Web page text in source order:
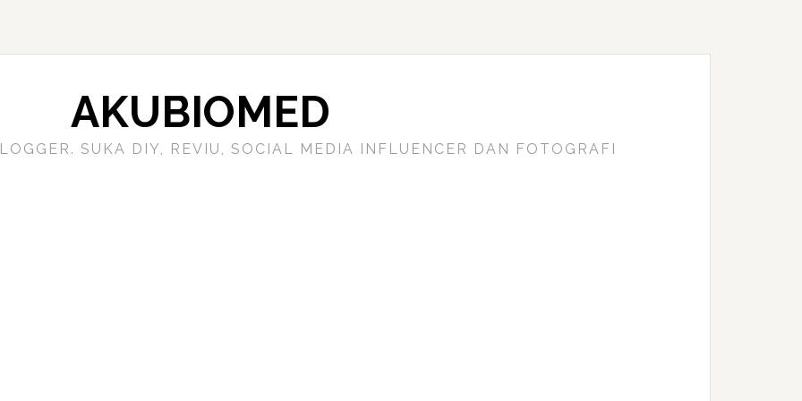
AKUBIOMED
SUKA DIY, REVIU, SOCIAL MEDIA INFLUENCER DAN FOTOGRAFI